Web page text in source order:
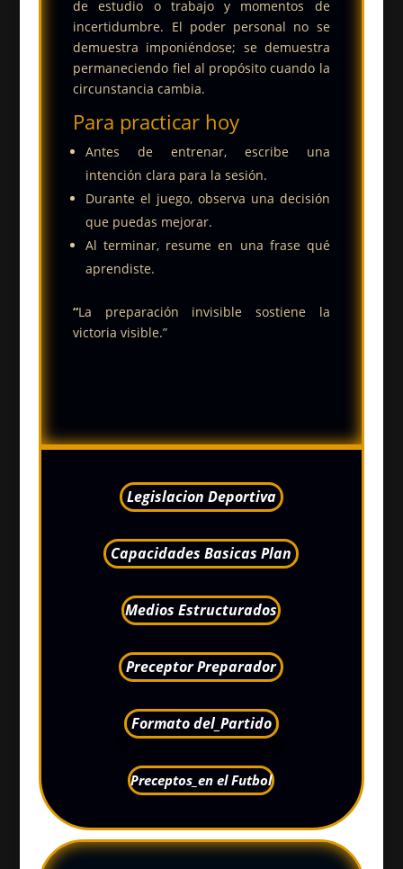
de estudio o trabajo y momentos de
incertidumbre. El poder personal no se
demuestra imponiéndose; se demuestra
permaneciendo fiel al propósito cuando la
circunstancia cambia.
Para practicar hoy
Antes de entrenar, escribe una
intención clara para la sesión.
Durante el juego, observa una decisión
que puedas mejorar.
Al terminar, resume en una frase qué
aprendiste.
“La preparación invisible sostiene la
victoria visible.”
Legislacion Deportiva
Capacidades Basicas Plan
Medios Estructurados
Preceptor Preparador
Formato del_Partido
Preceptos_en el Futbol